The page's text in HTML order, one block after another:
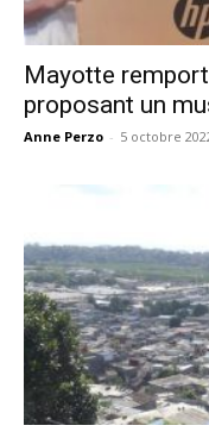
Mayotte
proposant un
Anne Perzo - 5 octobre